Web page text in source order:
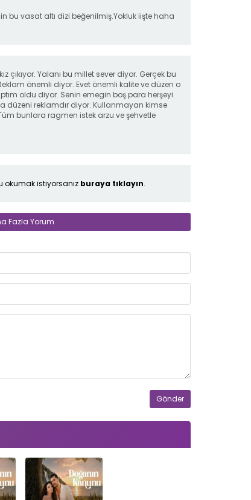
bu vasat altı dizi beğenilmiş.Yokluk iişte haha
çıkıyor. Yalanı bu millet sever diyor. Gerçek bu
önemli diyor. Evet önemli kalite ve düzen o
oldu diyor. Senin emegin boş para herşeyi
düzeni reklamdır diyor. Kullanmayan kimse
bunlara ragmen istek arzu ve şehvetle
okumak istiyorsanız buraya tıklayın.
Fazla Yorum